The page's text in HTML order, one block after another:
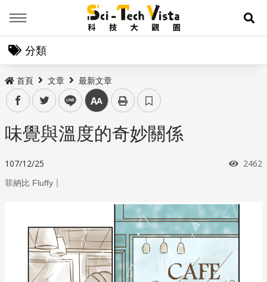
展
分類
首頁 文章 最新文章
facebooktwitter line 中
味覺與溫度的奇妙關係
107/12/25 瀏覽
2462
菲納比 Fluffy ｜